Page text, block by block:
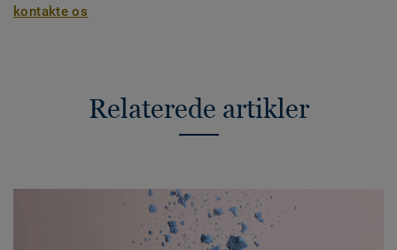
kontakte os
Relaterede artikler